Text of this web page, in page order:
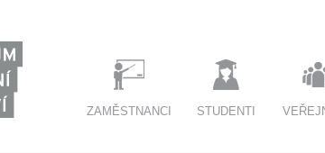
ZAMĚSTNANCI STUDENTI